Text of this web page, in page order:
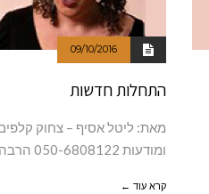
09/10/2016
התחלות חדשות
מאת: ליטל אסיף – צחוק
ומודעות 050-6808122 הרבה קלפים
קרא עוד ←